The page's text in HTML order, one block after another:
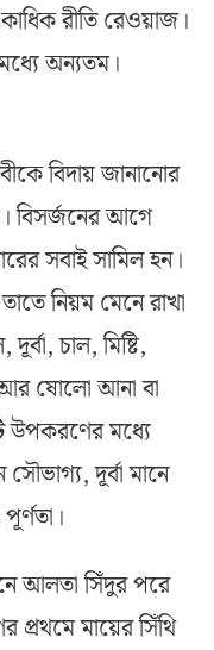
রীতি রেওয়াজ।
অন্যতম।
বিদায় জানানোর
বিসর্জনের আগে
সবাই সামিল হন।
নিয়ম মেনে রাখা
চাল, মিষ্টি,
আর ষোলো আনা বা
উপকরণের মধ্যে
দূর্বা মানে
আলতা সিঁদুর পরে
প্রথমে মায়ের সিঁথি